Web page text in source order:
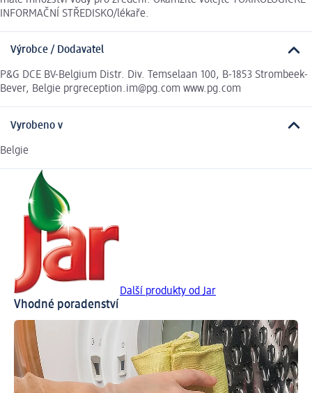
INFORMAČNÍ STŘEDISKO/lékaře.
Výrobce / Dodavatel
P&G DCE BV-Belgium Distr. Div. Temselaan 100, B-1853 Strombeek-
Bever, Belgie prgreception.im@pg.com www.pg.com
Vyrobeno v
Belgie
Další produkty od Jar
Vhodné poradenství